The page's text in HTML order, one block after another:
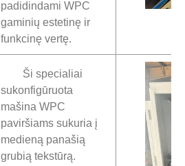
padidindami WPC
gaminių estetinę ir
funkcinę vertę.
Ši specialiai
sukonfigūruota
mašina WPC
paviršiams sukuria į
medieną panašią
grubią tekstūrą.